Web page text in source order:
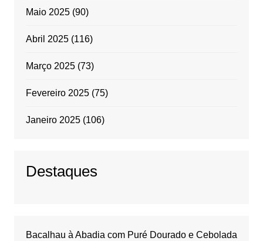
Maio 2025(90)
Abril 2025(116)
Março 2025(73)
Fevereiro 2025(75)
Janeiro 2025(106)
Destaques
Bacalhau à Abadia com Puré Dourado e Cebolada